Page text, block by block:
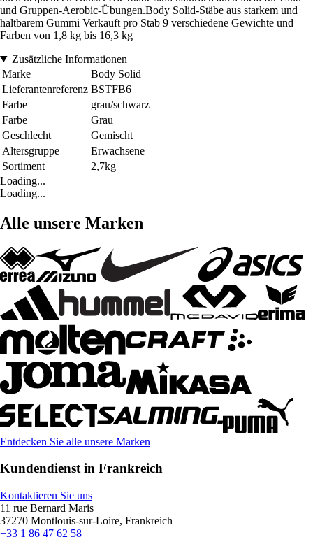
und Gruppen-Aerobic-Übungen.Body Solid-Stäbe aus starkem und
haltbarem Gummi Verkauft pro Stab 9 verschiedene Gewichte und
Farben von 1,8 kg bis 16,3 kg
Zusätzliche Informationen
Marke
Body Solid
Lieferantenreferenz BSTFB6
Farbe
grau/schwarz
Farbe
Grau
Geschlecht
Gemischt
Altersgruppe
Erwachsene
Sortiment
2,7kg
Loading...
Loading...
Alle unsere Marken
Entdecken Sie alle unsere Marken
Kundendienst in Frankreich
Kontaktieren Sie uns
11 rue Bernard Maris
37270 Montlouis-sur-Loire, Frankreich
+33 1 86 47 62 58